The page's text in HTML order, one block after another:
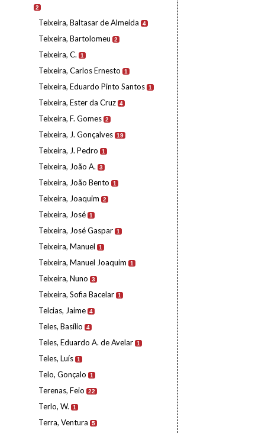
2
Teixeira, Baltasar de Almeida 4
Teixeira, Bartolomeu 2
Teixeira, C. 1
Teixeira, Carlos Ernesto 1
Teixeira, Eduardo Pinto Santos 1
Teixeira, Ester da Cruz 4
Teixeira, F. Gomes 2
Teixeira, J. Gonçalves 19
Teixeira, J. Pedro 1
Teixeira, João A. 3
Teixeira, João Bento 1
Teixeira, Joaquim 2
Teixeira, José 1
Teixeira, José Gaspar 1
Teixeira, Manuel 1
Teixeira, Manuel Joaquim 1
Teixeira, Nuno 3
Teixeira, Sofia Bacelar 1
Telcias, Jaime 4
Teles, Basílio 4
Teles, Eduardo A. de Avelar 1
Teles, Luís 1
Telo, Gonçalo 1
Terenas, Feio 22
Terlo, W. 1
Terra, Ventura 5